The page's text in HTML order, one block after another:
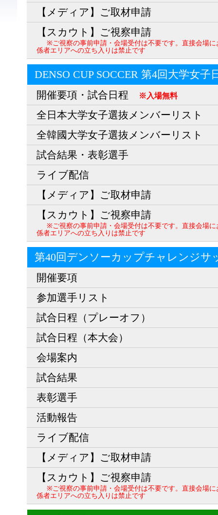
【メディア】ご取材申請
【スカウト】ご視察申請
※ご視察の事前申請・会場受付は不要です。直接会場
係者エリアへの立ち入りは禁止です
DENSO CUP SOCCER 第4回大学女子
開催要項・試合日程 ※入場無料
全日本大学女子選抜メンバーリスト
全韓國大学女子選抜メンバーリスト
試合結果・表彰選手
ライブ配信
【メディア】ご取材申請
【スカウト】ご視察申請
※ご視察の事前申請・会場受付は不要です。直接会場
係者エリアへの立ち入りは禁止です
第40回デンソーカップチャレンジサ
開催要項
参加選手リスト
試合日程（プレーオフ）
試合日程（本大会）
会場案内
試合結果
表彰選手
活動報告
ライブ配信
【メディア】ご取材申請
【スカウト】ご視察申請
※ご視察の事前申請・会場受付は不要です。直接会場
係者エリアへの立ち入りは禁止です